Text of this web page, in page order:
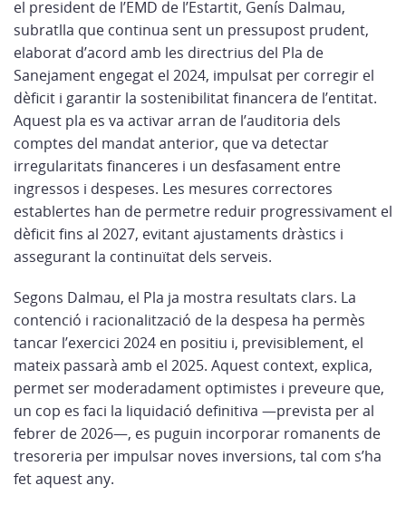
el president de l’EMD de l’Estartit, Genís Dalmau,
subratlla que continua sent un pressupost prudent,
elaborat d’acord amb les directrius del Pla de
Sanejament engegat el 2024, impulsat per corregir el
dèficit i garantir la sostenibilitat financera de l’entitat.
Aquest pla es va activar arran de l’auditoria dels
comptes del mandat anterior, que va detectar
irregularitats financeres i un desfasament entre
ingressos i despeses. Les mesures correctores
establertes han de permetre reduir progressivament el
dèficit fins al 2027, evitant ajustaments dràstics i
assegurant la continuïtat dels serveis.
Segons Dalmau, el Pla ja mostra resultats clars. La
contenció i racionalització de la despesa ha permès
tancar l’exercici 2024 en positiu i, previsiblement, el
mateix passarà amb el 2025. Aquest context, explica,
permet ser moderadament optimistes i preveure que,
un cop es faci la liquidació definitiva —prevista per al
febrer de 2026—, es puguin incorporar romanents de
tresoreria per impulsar noves inversions, tal com s’ha
fet aquest any.